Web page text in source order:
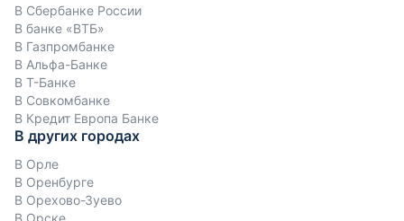
В Сбербанке России
В банке «ВТБ»
В Газпромбанке
В Альфа-Банке
В Т-Банке
В Совкомбанке
В Кредит Европа Банке
В других городах
В Орле
В Оренбурге
В Орехово-Зуево